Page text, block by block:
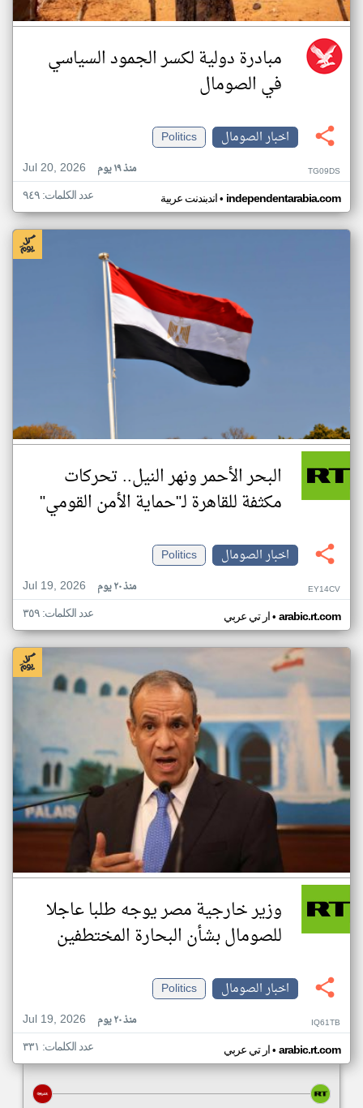
مبادرة دولية لكسر الجمود السياسي
في الصومال
اخبار الصومال
Politics
Jul 20, 2026
منذ ١٩ يوم TG09DS
اندبندنت عربية• independentarabia.com عدد الكلمات: ٩٤٩
البحر الأحمر ونهر النيل.. تحركات
مكثفة للقاهرة لـ"حماية الأمن القومي"
اخبار الصومال
Politics
Jul 19, 2026
منذ ٢٠ يوم EY14CV
ار تي عربي• arabic.rt.com عدد الكلمات: ٣٥٩
وزير خارجية مصر يوجه طلبا عاجلا
للصومال بشأن البحارة المختطفين
اخبار الصومال
Politics
Jul 19, 2026
منذ ٢٠ يوم IQ61TB
ار تي عربي• arabic.rt.com عدد الكلمات: ٣٣١